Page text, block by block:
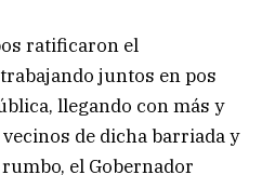
ratificaron el
juntos en pos
llegando con más y
de dicha barriada y
el Gobernador